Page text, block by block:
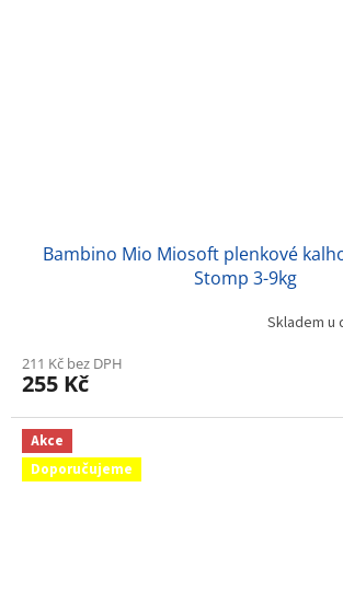
Bambino Mio Miosoft plenkové
Stomp 3-9kg
Skladem u
211 Kč bez DPH
255 Kč
Akce
Doporučujeme